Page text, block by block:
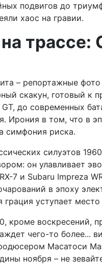
подвигов до
хаос на гравии.
трассе:
– репортажные
скакун, готовый к
до современных
Ирония в том, что в
симфония риска.
силуэтов
он улавливает
7 и Subaru Impreza
в эпоху
грация уступает
воскресений,
чего-то более...
Масатоси
ноября – не